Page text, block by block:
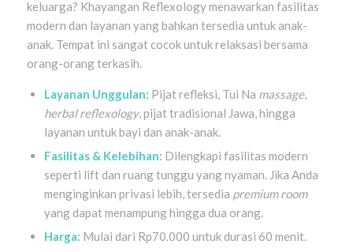
keluarga? Khayangan Reflexology menawarkan fasilitas
modern dan layanan yang bahkan tersedia untuk anak-
anak. Tempat ini sangat cocok untuk relaksasi bersama
orang-orang terkasih.
Layanan Unggulan: Pijat refleksi, Tui Na massage,
herbal reflexology, pijat tradisional Jawa, hingga
layanan untuk bayi dan anak-anak.
Fasilitas & Kelebihan: Dilengkapi fasilitas modern
seperti lift dan ruang tunggu yang nyaman. Jika Anda
menginginkan privasi lebih, tersedia premium room
yang dapat menampung hingga dua orang.
Harga: Mulai dari Rp70.000 untuk durasi 60 menit.